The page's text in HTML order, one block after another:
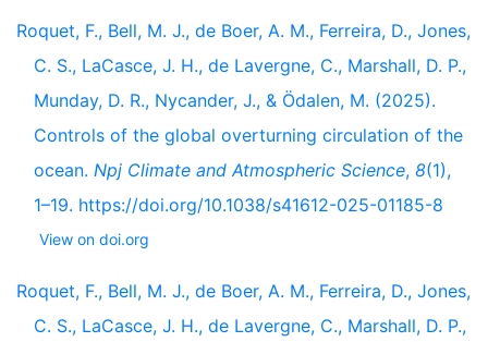
Roquet, F., Bell, M. J., de Boer, A. M., Ferreira, D., Jones,
C. S., LaCasce, J. H., de Lavergne, C., Marshall, D. P.,
Munday, D. R., Nycander, J., & Ödalen, M. (2025).
Controls of the global overturning circulation of the
ocean. Npj Climate and Atmospheric Science, 8(1),
1–19. https://doi.org/10.1038/s41612-025-01185-8
View on doi.org
Roquet, F., Bell, M. J., de Boer, A. M., Ferreira, D., Jones,
C. S., LaCasce, J. H., de Lavergne, C., Marshall, D. P.,